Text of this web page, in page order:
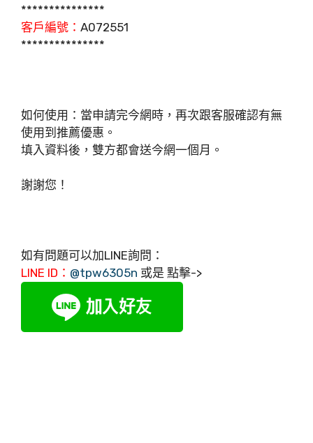
***************
客戶編號： A072551
***************
如何使用：當申請完今網時，再次跟客服確認有無
使用到推薦優惠。
填入資料後，雙方都會送今網一個月。
謝謝您！
如有問題可以加LINE詢問：
LINE ID： @tpw6305n 或是 點擊->